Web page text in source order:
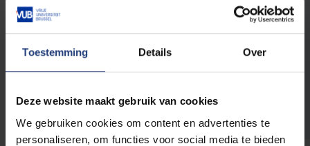
Toestemming Details Over
Deze website maakt gebruik van cookies
We gebruiken cookies om content en advertenties te
personaliseren, om functies voor social media te bieden
De volledige URL van de pagina waar je de fout zag.